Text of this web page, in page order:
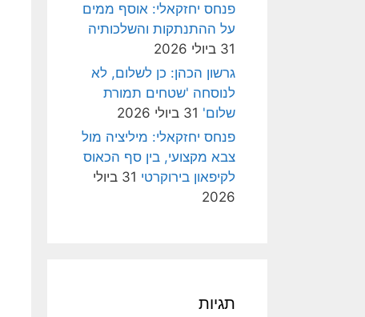
פנחס יחזקאלי: אוסף ממים
על ההתנתקות והשלכותיה
31 ביולי 2026
גרשון הכהן: כן לשלום, לא
לנוסחה 'שטחים תמורת
שלום' 31 ביולי 2026
פנחס יחזקאלי: מיליציה מול
צבא מקצועי, בין סף הכאוס
לקיפאון בירוקרטי
31 ביולי
2026
תגיות